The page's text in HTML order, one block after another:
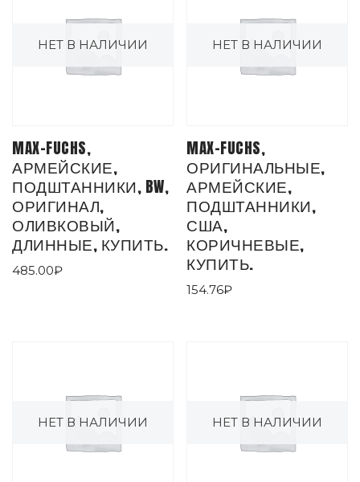
НЕТ В НАЛИЧИИ
MAX-FUCHS,
АРМЕЙСКИЕ,
ПОДШТАННИКИ, BW,
ОРИГИНАЛ,
ОЛИВКОВЫЙ,
ДЛИННЫЕ, КУПИТЬ.
485.00₽
НЕТ В НАЛИЧИИ
MAX-FUCHS,
ОРИГИНАЛЬНЫЕ,
АРМЕЙСКИЕ,
ПОДШТАННИКИ,
США,
КОРИЧНЕВЫЕ,
КУПИТЬ.
154.76₽
НЕТ В НАЛИЧИИ НЕТ В НАЛИЧИИ